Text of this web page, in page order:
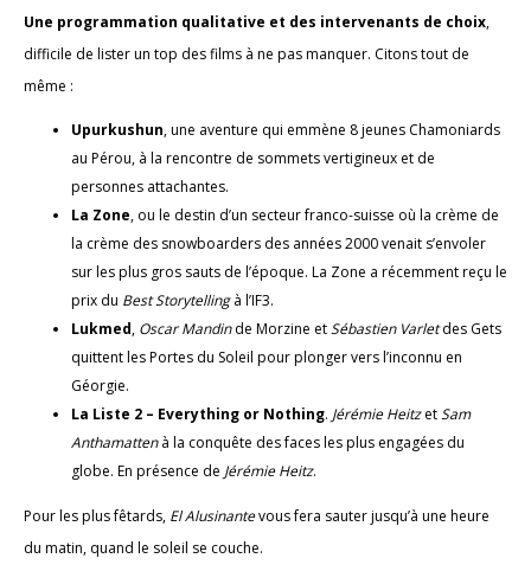
Une programmation qualitative et des intervenants de choix,
difficile de lister un top des films à ne pas manquer. Citons tout de
même :
Upurkushun, une aventure qui emmène 8 jeunes Chamoniards
au Pérou, à la rencontre de sommets vertigineux et de
personnes attachantes.
La Zone, ou le destin d’un secteur franco-suisse où la crème de
la crème des snowboarders des années 2000 venait s’envoler
sur les plus gros sauts de l’époque. La Zone a récemment reçu le
prix du Best Storytellingà l’IF3.
Lukmed, Oscar Mandinde Morzine etSébastien Varletdes Gets
quittent les Portes du Soleil pour plonger vers l’inconnu en
Géorgie.
La Liste 2 – Everything or Nothing. Jérémie HeitzetSam
Anthamattenà la conquête des faces les plus engagées du
globe. En présence de Jérémie Heitz.
Pour les plus fêtards, El Alusinantevous fera sauter jusqu’à une heure
du matin, quand le soleil se couche.